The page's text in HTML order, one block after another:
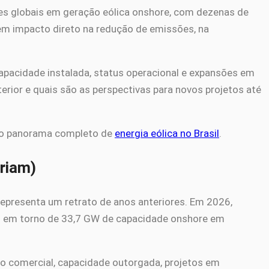
globais em geração eólica onshore, com dezenas de
impacto direto na redução de emissões, na
instalada, status operacional e expansões em
e quais são as perspectivas para novos projetos até
panorama completo de energia eólica no Brasil.
um retrato de anos anteriores. Em 2026,
torno de 33,7 GW de capacidade onshore em
capacidade outorgada, projetos em